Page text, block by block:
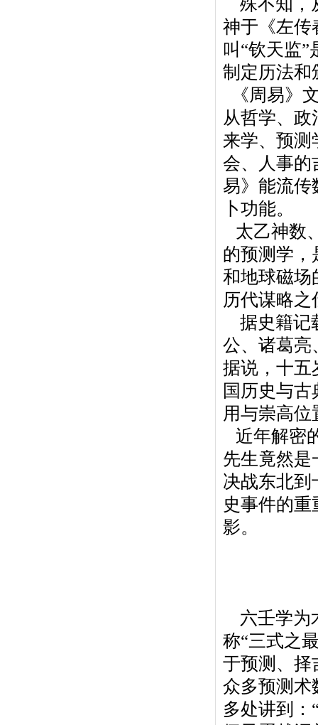
殊不知，
神于《左传
叫“钦天监
制定历法和
《周易》
从哲学、
来学、预测
会、人事的
易》能流传
卜功能。
太乙神数
的预测学，
和地球磁场
历代谋略之
据史籍记
公、诸葛亮
据说，十五
国历史与
用与崇高
近年解密
先生竟然是
决战东北到
史事件的
影。
六壬学为
称“三式之
于预测、择
众多预测术
多处讲到：